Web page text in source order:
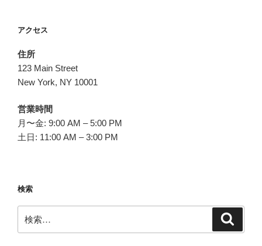
アクセス
住所
123 Main Street
New York, NY 10001
営業時間
月〜金: 9:00 AM – 5:00 PM
土日: 11:00 AM – 3:00 PM
検索
索: